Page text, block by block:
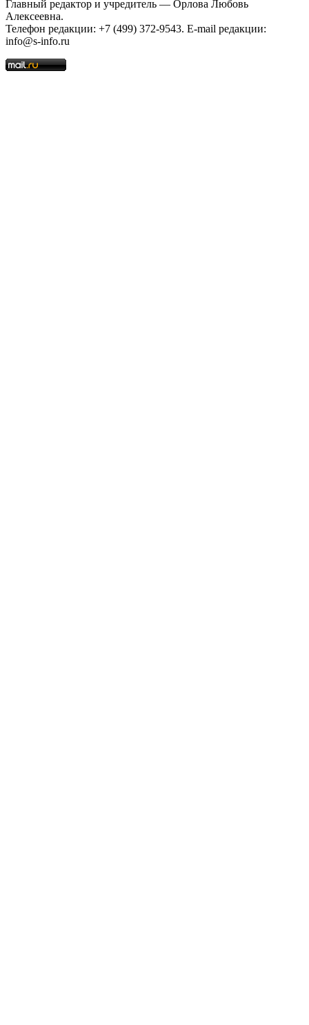
Главный редактор и учредитель — Орлова Любовь
Алексеевна.
Телефон редакции: +7 (499) 372-9543. E-mail редакции:
info@s-info.ru